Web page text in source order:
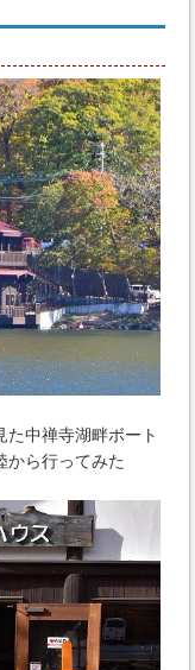
た中禅寺湖畔ボート
から行ってみた